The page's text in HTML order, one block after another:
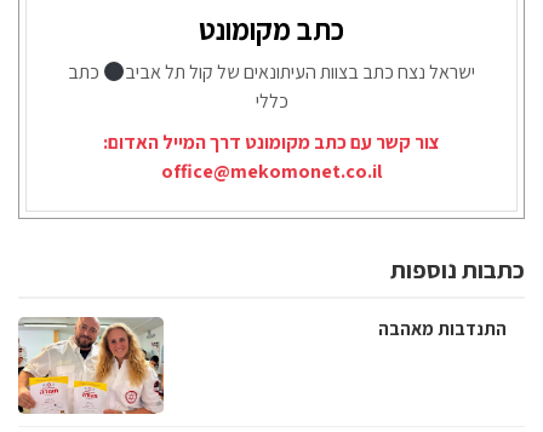
כתב מקומונט
ישראל נצח כתב בצוות העיתונאים של קול תל אביב
כתב
כללי
צור קשר עם כתב מקומונט דרך המייל האדום:
office@mekomonet.co.il
כתבות נוספות
התנדבות מאהבה